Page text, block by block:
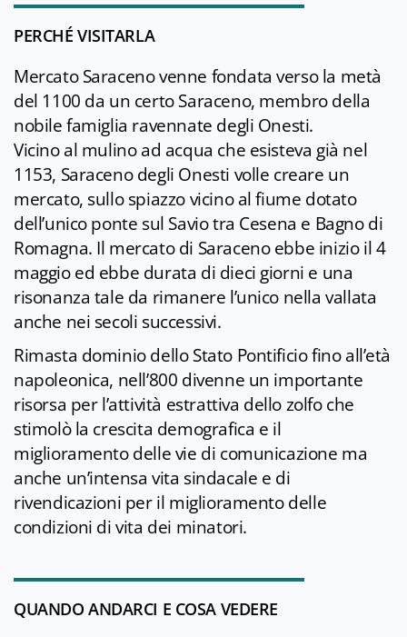
PERCHÉ VISITARLA
Mercato Saraceno venne fondata verso la metà
del 1100 da un certo Saraceno, membro della
nobile famiglia ravennate degli Onesti.
Vicino al mulino ad acqua che esisteva già nel
1153, Saraceno degli Onesti volle creare un
mercato, sullo spiazzo vicino al fiume dotato
dell’unico ponte sul Savio tra Cesena e Bagno di
Romagna. Il mercato di Saraceno ebbe inizio il 4
maggio ed ebbe durata di dieci giorni e una
risonanza tale da rimanere l’unico nella vallata
anche nei secoli successivi.
Rimasta dominio dello Stato Pontificio fino all’età
napoleonica, nell’800 divenne un importante
risorsa per l’attività estrattiva dello zolfo che
stimolò la crescita demografica e il
miglioramento delle vie di comunicazione ma
anche un’intensa vita sindacale e di
rivendicazioni per il miglioramento delle
condizioni di vita dei minatori.
QUANDO ANDARCI E COSA VEDERE